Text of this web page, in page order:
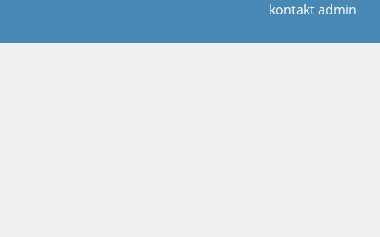
kontakt admin